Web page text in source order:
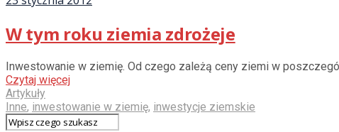
W tym roku ziemia zdrożeje
Inwestowanie w ziemię. Od czego zależą ceny ziemi w
Czytaj więcej
Artykuły
Inne, inwestowanie w ziemię, inwestycje ziemskie